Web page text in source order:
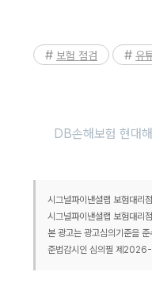
보험 점검 유
DB손해보험 현대
시그널파이낸셜랩 보험대리
시그널파이낸셜랩 보험대
본 광고는 광고심의기준을
준법감시인 심의필 제